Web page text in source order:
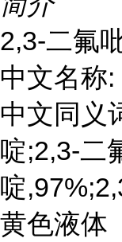
2,3-二氟
中文名称
中文同义
啶;2,3-二
啶
黄色液体